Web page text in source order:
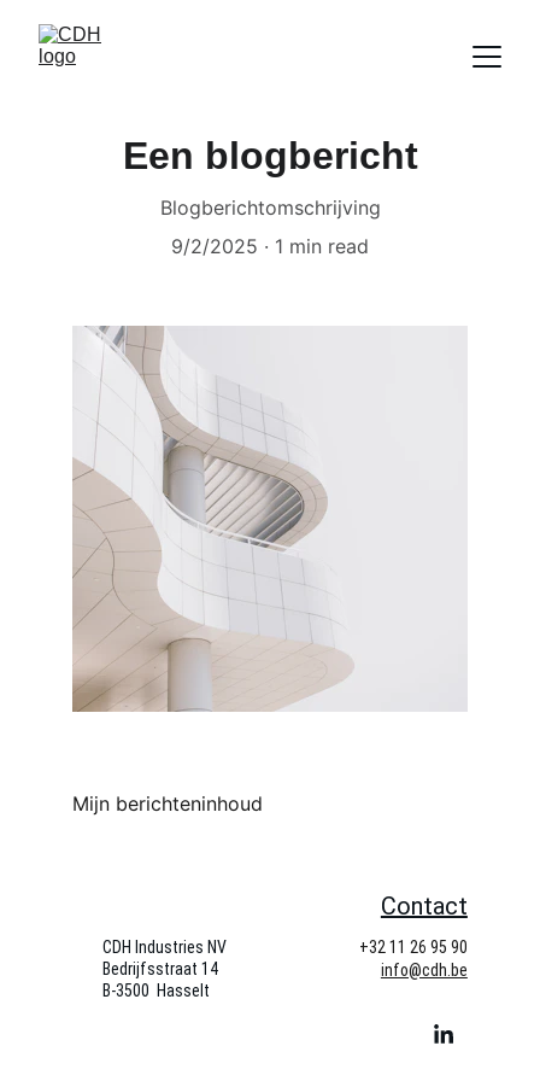
Een blogbericht
Blogberichtomschrijving
9/2/2025
1 min read
Mijn berichteninhoud
Contact
CDH Industries NV
Bedrijfsstraat 14
B-3500  Hasselt
+32 11 26 95 90
info@cdh.be